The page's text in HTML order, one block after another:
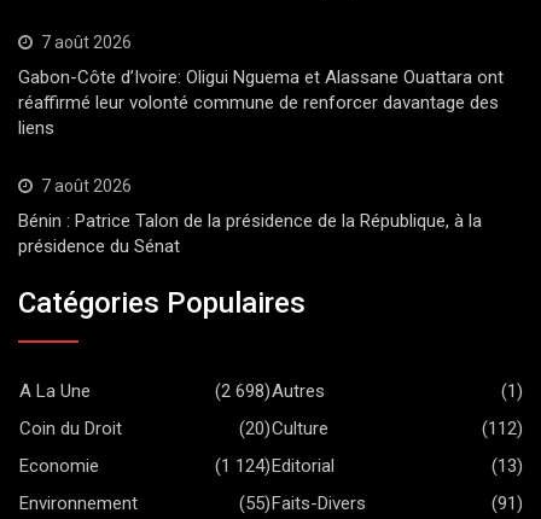
7 août 2026
Gabon-Côte d’Ivoire: Oligui Nguema et Alassane Ouattara ont
réaffirmé leur volonté commune de renforcer davantage des
liens
7 août 2026
Bénin : Patrice Talon de la présidence de la République, à la
présidence du Sénat
Catégories Populaires
A La Une (2 698)Autres
(1)
Coin du Droit
(20)Culture
(112)
Economie
(1 124) Editorial
(13)
Environnement
(55) Faits-Divers
(91)